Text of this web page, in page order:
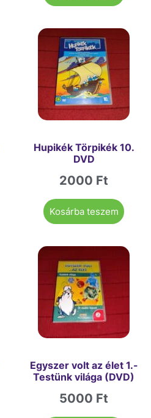
Hupikék Törpikék 10.
DVD
2000 Ft
Kosárba teszem
Egyszer volt az élet 1.-
Testünk világa (DVD)
5000 Ft